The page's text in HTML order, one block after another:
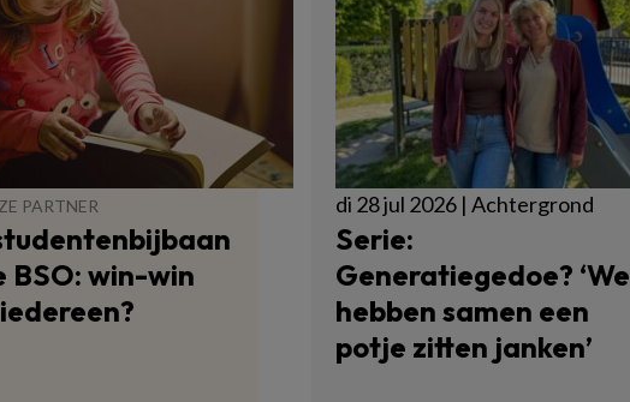
PARTNER
BSO: win-win
di 28 jul 2026 | Achtergrond
Serie:
Generatiegedoe? ‘We
hebben samen een
potje zitten janken’